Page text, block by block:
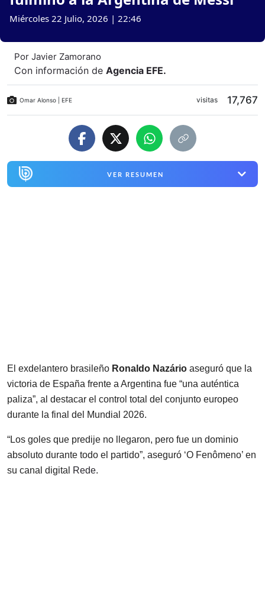
Miércoles 22 Julio, 2026 | 22:46
Por Javier Zamorano
Con información de Agencia EFE.
Omar Alonso | EFE visitas 17,767
VER RESUMEN
El exdelantero brasileño Ronaldo Nazário aseguró que la
victoria de España frente a Argentina fue “una auténtica
paliza”, al destacar el control total del conjunto europeo
durante la final del Mundial 2026.
“Los goles que predije no llegaron, pero fue un dominio
absoluto durante todo el partido”, aseguró ‘O Fenômeno’ en
su canal digital
Rede.